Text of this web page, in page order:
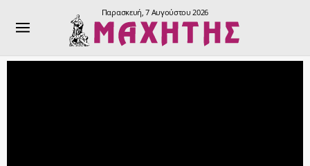
Παρασκευή, 7 Αυγούστου 2026